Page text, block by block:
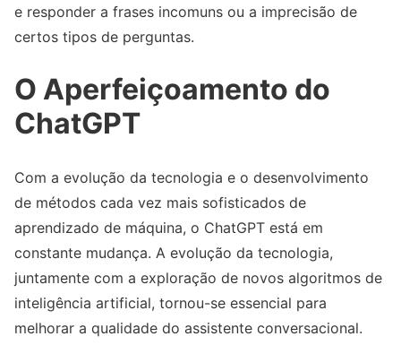
e responder a frases incomuns ou a imprecisão de
certos tipos de perguntas.
O Aperfeiçoamento do
ChatGPT
Com a evolução da tecnologia e o desenvolvimento
de métodos cada vez mais sofisticados de
aprendizado de máquina, o ChatGPT está em
constante mudança. A evolução da tecnologia,
juntamente com a exploração de novos algoritmos de
inteligência artificial, tornou-se essencial para
melhorar a qualidade do assistente conversacional.